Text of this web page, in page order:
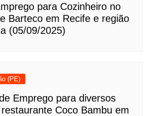
para Cozinheiro no
Barteco em Recife e região
(05/09/2025)
(PE)
Emprego para diversos
Coco Bambu em